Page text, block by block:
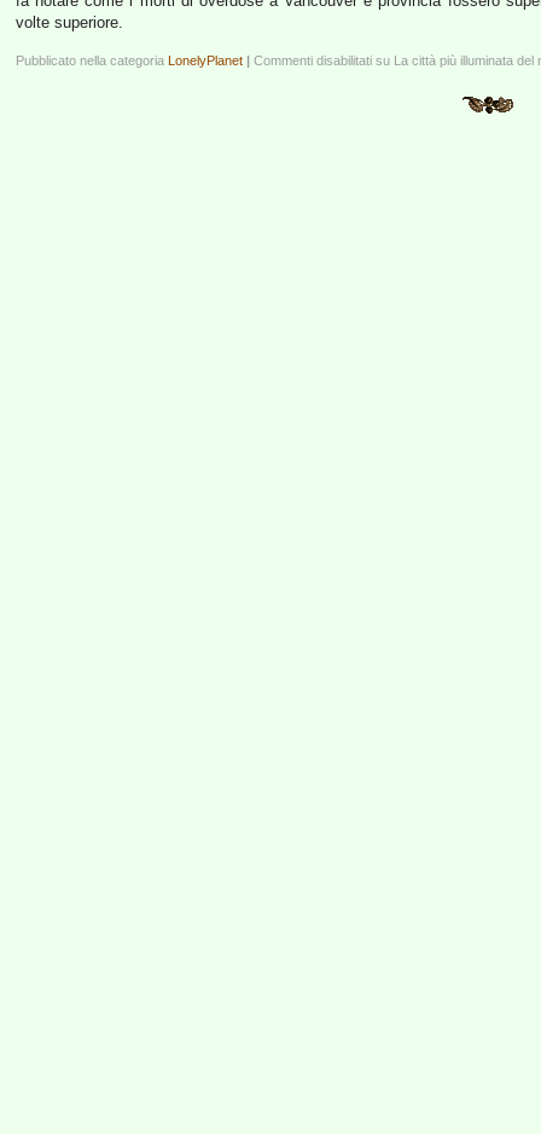
volte superiore.
Pubblicato nella categoria LonelyPlanet | Commenti disabilitati su La città più illuminata del